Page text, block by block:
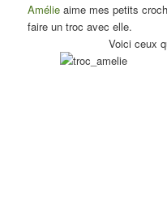
Amélie aime mes petits
faire un troc avec elle.
Voici ceux